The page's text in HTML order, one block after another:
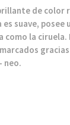
brillante de
es suave,
la ciruela.
neo.